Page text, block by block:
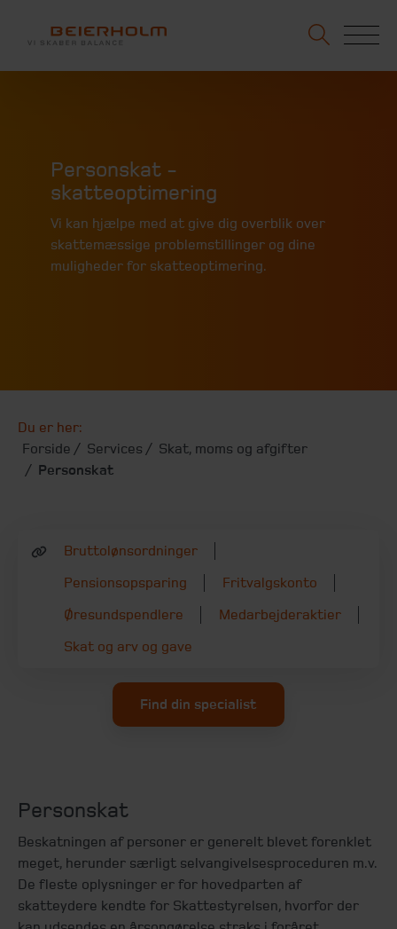
Personskat -
skatteoptimering
Vi kan hjælpe med at give dig overblik over
skattemæssige problemstillinger og dine
muligheder for skatteoptimering.
Du er her:
Forside
Services
Skat, moms og afgifter
Personskat
Bruttolønsordninger
Pensionsopsparing Fritvalgskonto
Øresundspendlere Medarbejderaktier
Skat og arv og gave
Find din specialist
Personskat
Beskatningen af personer er generelt blevet forenklet
meget, herunder særligt selvangivelsesproceduren m.v.
De fleste oplysninger er for hovedparten af
skatteydere kendte for Skattestyrelsen, hvorfor der